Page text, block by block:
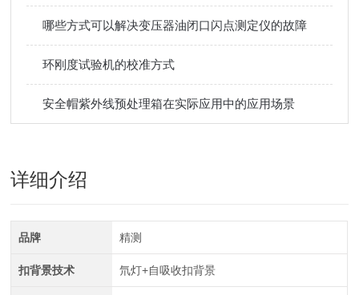
哪些方式可以解决变压器油闭口闪点测定仪的故障
环刚度试验机的校准方式
安全帽紫外线预处理箱在实际应用中的应用场景
详细介绍
品牌 精测
扣背景技术 氘灯+自吸收扣背景